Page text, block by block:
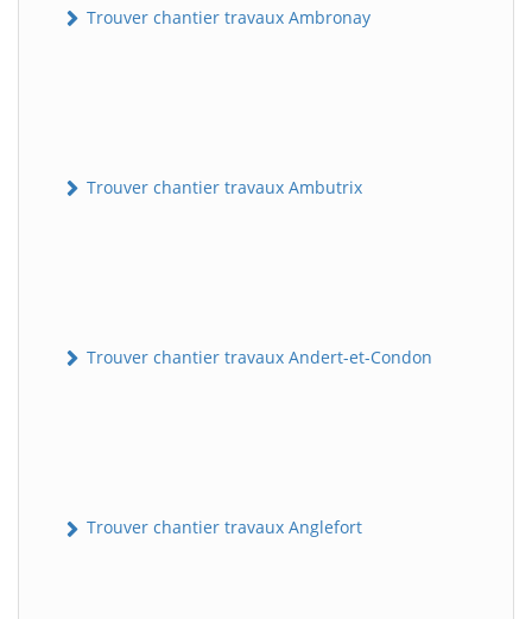
Trouver chantier travaux Ambronay
Trouver chantier travaux Ambutrix
Trouver chantier travaux Andert-et-Condon
Trouver chantier travaux Anglefort